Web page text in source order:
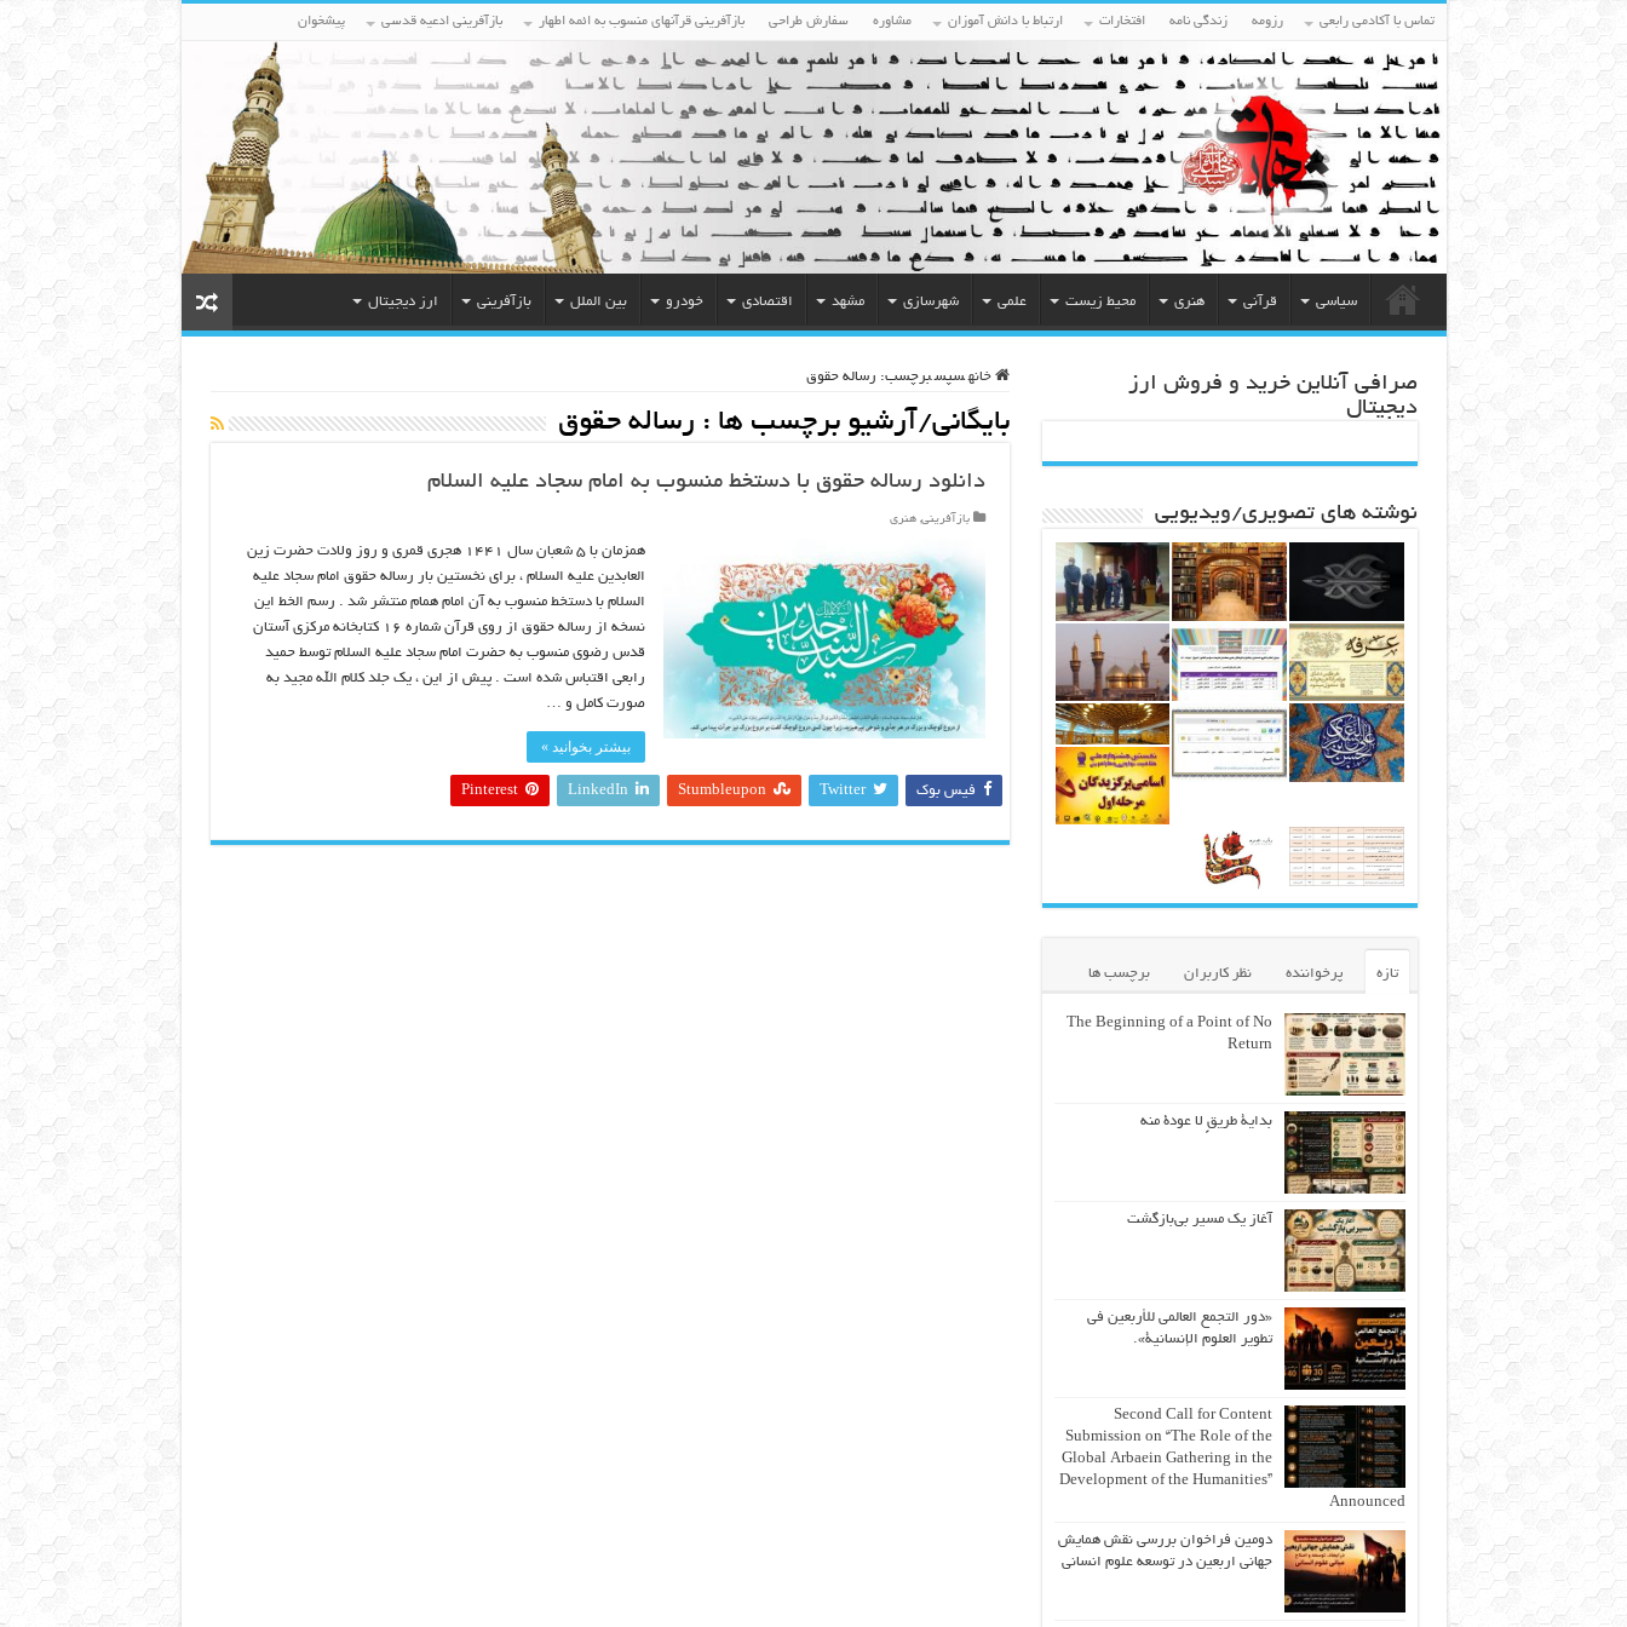
تماس با آکادمی رابعی رزومه زندگی نامه افتخارات ارتباط با دانش آموزان مشاوره سفارش طراحی بازآفرینی قرآنهای منسوب به ائمه اطهار بازآفرینی ادعیه قدسی پیشخوان
سیاسی قرآنی هنری محیط زیست علمی شهرسازی مشهد اقتصادی خودرو بین الملل بازآفرینی ارز دیجیتال
خانه سپس برچسب: رساله حقوق
بایگانی/آرشیو برچسب ها : رساله حقوق
دانلود رساله حقوق با دستخط منسوب به امام سجاد علیه السلام
بازآفرینی,هنری
همزمان با ۵ شعبان سال ۱۴۴۱ هجری قمری و روز ولادت حضرت زین
العابدین علیه السلام ، برای نخستین بار رساله حقوق امام سجاد علیه
السلام با دستخط منسوب به آن امام همام منتشر شد . رسم الخط این
نسخه از رساله حقوق از روی قرآن شماره ۱۶ کتابخانه مرکزی آستان
قدس رضوی منسوب به حضرت امام سجاد علیه السلام توسط حمید
رابعی اقتباس شده است . پیش از این ، یک جلد کلام الله مجید به
صورت کامل و …
بیشتر بخوانید »
فیس بوک Twitter
Stumbleupon
LinkedIn
Pinterest
صرافی آنلاین خرید و فروش ارز
دیجیتال
نوشته های تصویری/ویدیویی
تازه پرخواننده نظر کاربران برچسب ها
The Beginning of a Point of No
Return
بداية طريقٍ لا عودة منه
آغاز یک مسیر بی‌بازگشت
«دور التجمع العالمي للأربعين في
تطوير العلوم الإنسانية».
Second Call for Content
Submission on “The Role of the
Global Arbaein Gathering in the
Development of the Humanities”
Announced
دومین فراخوان بررسی نقش همایش
جهانی اربعین در توسعه علوم انسانی